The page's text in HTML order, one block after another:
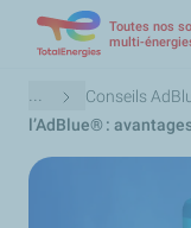
Toutes nos
multi-
Fil
d'Ariane
... Conseils
l’AdBlue® :